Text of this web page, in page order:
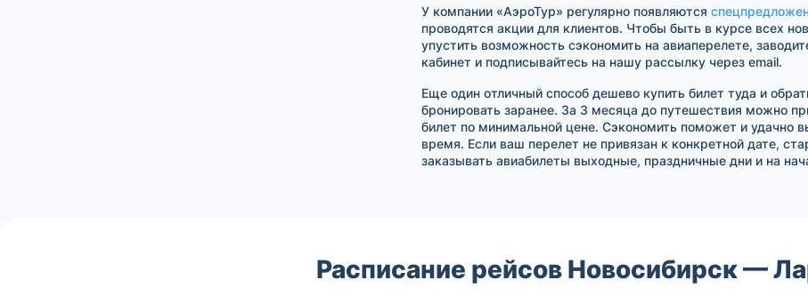
У компании «АэроТур» регулярно появляются
проводятся акции для клиентов. Чтобы быть в курсе всех
упустить возможность сэкономить на авиаперелете,
кабинет и подписывайтесь на нашу рассылку через email.
Еще один отличный способ дешево купить билет туда и
бронировать заранее. За 3 месяца до путешествия можно
билет по минимальной цене. Сэкономить поможет и удачно
время. Если ваш перелет не привязан к конкретной дате,
заказывать авиабилеты выходные, праздничные дни и на
Расписание рейсов Новосибирск —